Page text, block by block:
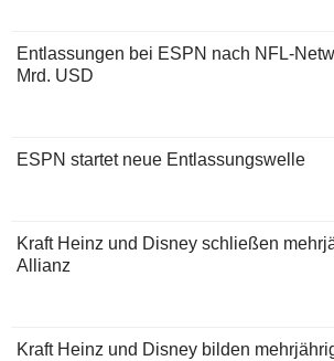
Entlassungen bei ESPN nach NFL-
Mrd. USD
ESPN startet neue Entlassungswelle
Kraft Heinz und Disney schließen
Allianz
Kraft Heinz und Disney bilden